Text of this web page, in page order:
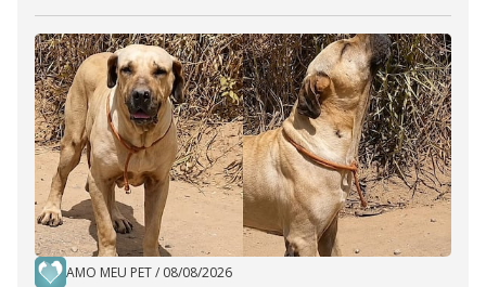
AMO MEU PET/ 08/08/2026